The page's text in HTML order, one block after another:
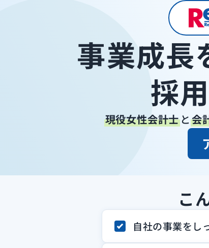
事業成長
採
現役女性会計士と会
こ
自社の事業をし